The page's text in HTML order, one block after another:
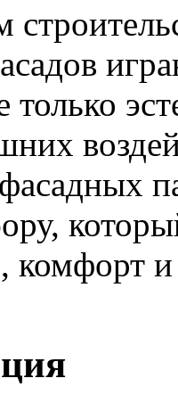
только
комфорт